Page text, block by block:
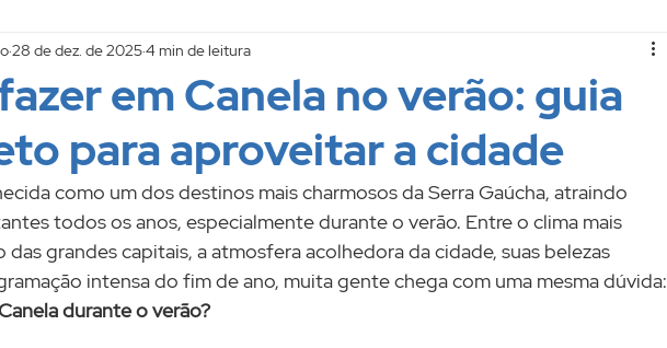
em Canela no verão: guia
para aproveitar a cidade
28 de dez. de 20254 min de leitura
como um dos destinos mais charmosos da Serra Gaúcha, atraindo
todos os anos, especialmente durante o verão. Entre o clima mais
das grandes capitais, a atmosfera acolhedora da cidade, suas belezas
intensa do fim de ano, muita gente chega com uma mesma dúvida:
durante o verão?